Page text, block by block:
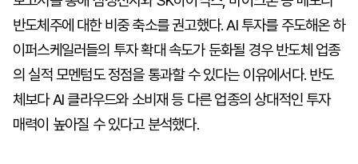
반도체주에 대한 비중 축소를 권고했다. AI 투자를 주도해온 하
이퍼스케일러들의 투자 확대 속도가 둔화될 경우 반도체 업종
의 실적 모멘텀도 정점을 통과할 수 있다는 이유에서다. 반도
체보다 AI 클라우드와 소비재 등 다른 업종의 상대적인 투자
매력이 높아질 수 있다고 분석했다.